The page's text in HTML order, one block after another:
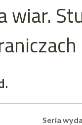
wiar.
Seria